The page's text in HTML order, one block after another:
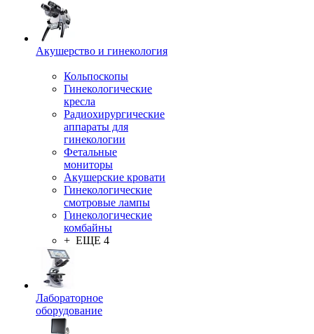
Акушерство и гинекология
Кольпоскопы
Гинекологические
кресла
Радиохирургические
аппараты для
гинекологии
Фетальные
мониторы
Акушерские кровати
Гинекологические
смотровые лампы
Гинекологические
комбайны
+ ЕЩЕ 4
Лабораторное
оборудование